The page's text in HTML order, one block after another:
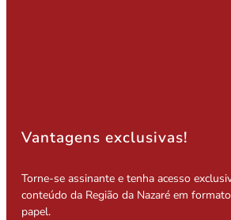
Vantagens exclusivas!
Torne-se assinante e tenha acesso
conteúdo da Região da Nazaré em
papel.